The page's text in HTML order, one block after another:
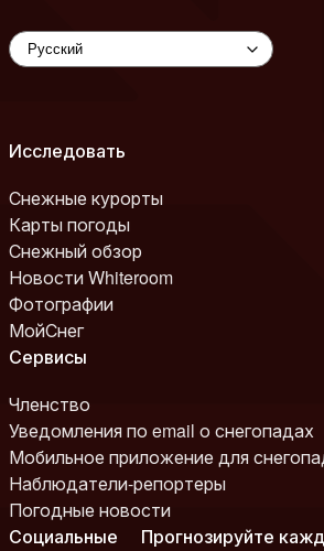
Исследовать
Снежные курорты
Карты погоды
Снежный обзор
Новости Whiteroom
Фотографии
МойСнег
Сервисы
Членство
Уведомления по email о снегопадах
Мобильное приложение для
Наблюдатели-репортеры
Погодные новости
Социальные
Прогнозируйте